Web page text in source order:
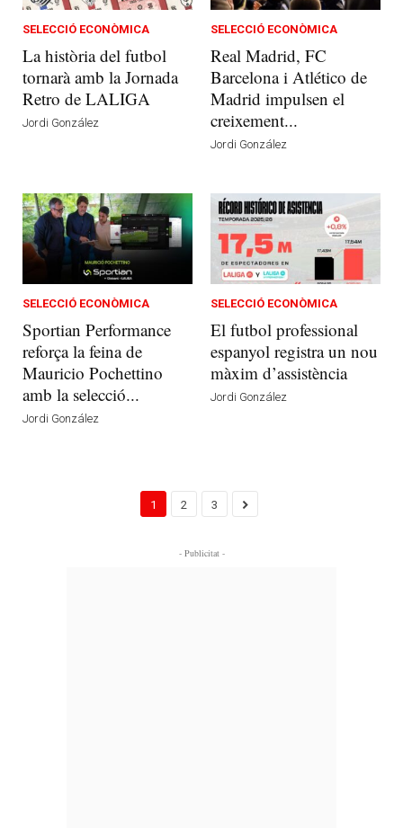
SELECCIÓ ECONÒMICA
La història del futbol
tornarà amb la Jornada
Retro de LALIGA
Jordi González
SELECCIÓ ECONÒMICA
Real Madrid, FC
Barcelona i Atlético de
Madrid impulsen el
creixement...
Jordi González
SELECCIÓ ECONÒMICA
Sportian Performance
reforça la feina de
Mauricio Pochettino
amb la selecció...
Jordi González
SELECCIÓ ECONÒMICA
El futbol professional
espanyol registra un nou
màxim d’assistència
Jordi González
1 2 3
- Publicitat -